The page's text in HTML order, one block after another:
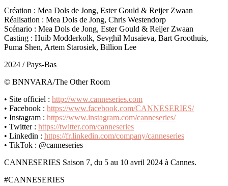
Création : Mea Dols de Jong, Ester Gould & Reijer Zwaan
Réalisation : Mea Dols de Jong, Chris Westendorp
Scénario : Mea Dols de Jong, Ester Gould & Reijer Zwaan
Casting : Huib Modderkolk, Sevghil Musaieva, Bart Groothuis,
Puma Shen, Artem Starosiek, Billion Lee
2024 / Pays-Bas
© BNNVARA/The Other Room
• Site officiel : http://www.canneseries.com
• Facebook : https://www.facebook.com/CANNESERIES/
• Instagram : https://www.instagram.com/canneseries/
• Twitter : https://twitter.com/canneseries
• Linkedin : https://fr.linkedin.com/company/canneseries
• TikTok : @canneseries
CANNESERIES Saison 7, du 5 au 10 avril 2024 à Cannes.
#CANNESERIES